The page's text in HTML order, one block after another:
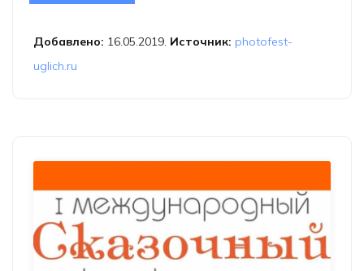
Добавлено: 16.05.2019. Источник: photofest-
uglich.ru